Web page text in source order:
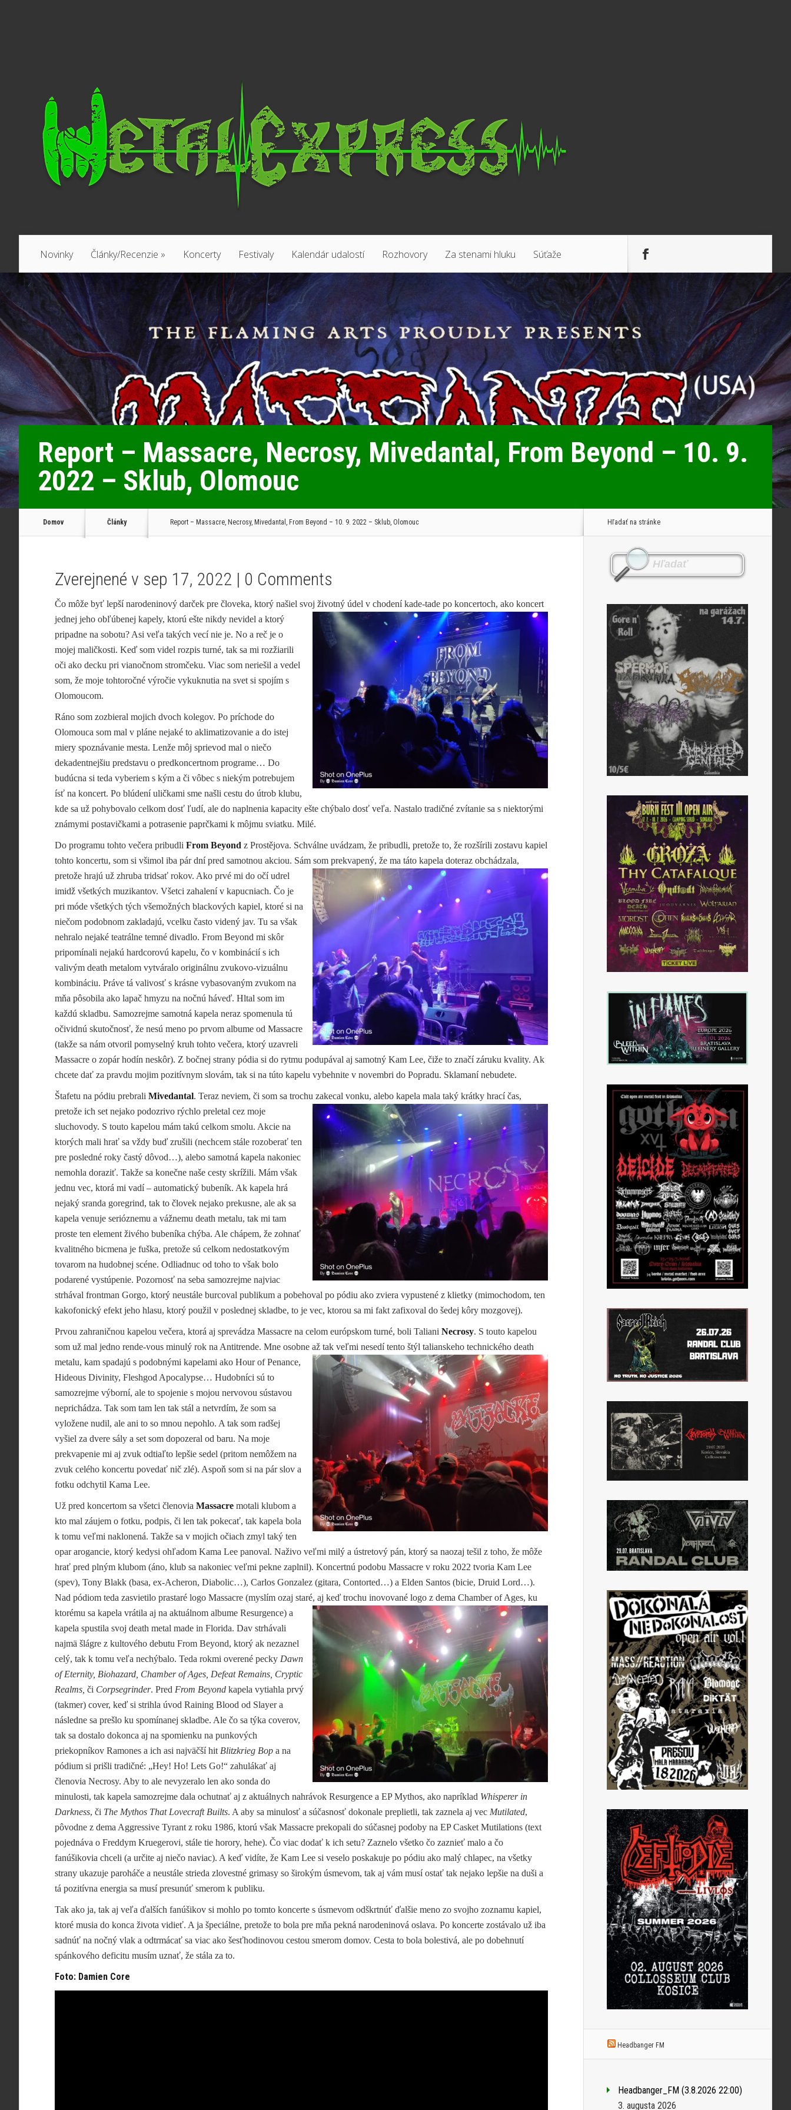
Novinky Články/Recenzie » Koncerty Festivaly Kalendár udalostí Rozhovory Za stenami hluku Súťaže
Report – Massacre, Necrosy, Mivedantal, From Beyond – 10. 9.
2022 – Sklub, Olomouc
Domov Články Report – Massacre, Necrosy, Mivedantal, From Beyond – 10. 9. 2022 – Sklub, Olomouc
Zverejnené v sep 17, 2022 | 0 Comments
Čo môže byť lepší narodeninový darček pre človeka, ktorý našiel svoj životný údel v chodení kade-tade po koncertoch, ako koncert
jednej jeho obľúbenej kapely, ktorú ešte nikdy nevidel a ktorý
pripadne na sobotu? Asi veľa takých vecí nie je. No a reč je o
mojej maličkosti. Keď som videl rozpis turné, tak sa mi rozžiarili
oči ako decku pri vianočnom stromčeku. Viac som neriešil a vedel
som, že moje tohtoročné výročie vykuknutia na svet si spojím s
Olomoucom.
Ráno som zozbieral mojich dvoch kolegov. Po príchode do
Olomouca som mal v pláne nejaké to aklimatizovanie a do istej
miery spoznávanie mesta. Lenže môj sprievod mal o niečo
dekadentnejšiu predstavu o predkoncertnom programe… Do
budúcna si teda vyberiem s kým a či vôbec s niekým potrebujem
ísť na koncert. Po blúdení uličkami sme našli cestu do útrob klubu,
kde sa už pohybovalo celkom dosť ľudí, ale do naplnenia kapacity ešte chýbalo dosť veľa. Nastalo tradičné zvítanie sa s niektorými
známymi postavičkami a potrasenie paprčkami k môjmu sviatku. Milé.
Do programu tohto večera pribudli From Beyond z Prostějova. Schválne uvádzam, že pribudli, pretože to, že rozšírili zostavu kapiel
tohto koncertu, som si všimol iba pár dní pred samotnou akciou. Sám som prekvapený, že ma táto kapela doteraz obchádzala,
pretože hrajú už zhruba tridsať rokov. Ako prvé mi do očí udrel
imidž všetkých muzikantov. Všetci zahalení v kapucniach. Čo je
pri móde všetkých tých všemožných blackových kapiel, ktoré si na
niečom podobnom zakladajú, vcelku často videný jav. Tu sa však
nehralo nejaké teatrálne temné divadlo. From Beyond mi skôr
pripomínali nejakú hardcorovú kapelu, čo v kombinácií s ich
valivým death metalom vytváralo originálnu zvukovo-vizuálnu
kombináciu. Práve tá valivosť s krásne vybasovaným zvukom na
mňa pôsobila ako lapač hmyzu na nočnú háveď. Hltal som im
každú skladbu. Samozrejme samotná kapela neraz spomenula tú
očividnú skutočnosť, že nesú meno po prvom albume od Massacre
(takže sa nám otvoril pomyselný kruh tohto večera, ktorý uzavreli
Massacre o zopár hodín neskôr). Z bočnej strany pódia si do rytmu podupával aj samotný Kam Lee, čiže to značí záruku kvality. Ak
chcete dať za pravdu mojim pozitívnym slovám, tak si na túto kapelu vybehnite v novembri do Popradu. Sklamaní nebudete.
Štafetu na pódiu prebrali Mivedantal. Teraz neviem, či som sa trochu zakecal vonku, alebo kapela mala taký krátky hrací čas,
pretože ich set nejako podozrivo rýchlo preletal cez moje
sluchovody. S touto kapelou mám takú celkom smolu. Akcie na
ktorých mali hrať sa vždy buď zrušili (nechcem stále rozoberať ten
pre posledné roky častý dôvod…), alebo samotná kapela nakoniec
nemohla doraziť. Takže sa konečne naše cesty skrížili. Mám však
jednu vec, ktorá mi vadí – automatický bubeník. Ak kapela hrá
nejaký sranda goregrind, tak to človek nejako prekusne, ale ak sa
kapela venuje serióznemu a vážnemu death metalu, tak mi tam
proste ten element živého bubeníka chýba. Ale chápem, že zohnať
kvalitného bicmena je fuška, pretože sú celkom nedostatkovým
tovarom na hudobnej scéne. Odliadnuc od toho to však bolo
podarené vystúpenie. Pozornosť na seba samozrejme najviac
strhával frontman Gorgo, ktorý neustále burcoval publikum a pobehoval po pódiu ako zviera vypustené z klietky (mimochodom, ten
kakofonický efekt jeho hlasu, ktorý použil v poslednej skladbe, to je vec, ktorou sa mi fakt zafixoval do šedej kôry mozgovej).
Prvou zahraničnou kapelou večera, ktorá aj sprevádza Massacre na celom európskom turné, boli Taliani Necrosy. S touto kapelou
som už mal jedno rende-vous minulý rok na Antitrende. Mne osobne až tak veľmi nesedí tento štýl talianskeho technického death
metalu, kam spadajú s podobnými kapelami ako Hour of Penance,
Hideous Divinity, Fleshgod Apocalypse… Hudobníci sú to
samozrejme výborní, ale to spojenie s mojou nervovou sústavou
neprichádza. Tak som tam len tak stál a netvrdím, že som sa
vyložene nudil, ale ani to so mnou nepohlo. A tak som radšej
vyšiel za dvere sály a set som dopozeral od baru. Na moje
prekvapenie mi aj zvuk odtiaľto lepšie sedel (pritom nemôžem na
zvuk celého koncertu povedať nič zlé). Aspoň som si na pár slov a
fotku odchytil Kama Lee.
Už pred koncertom sa všetci členovia Massacre motali klubom a
kto mal záujem o fotku, podpis, či len tak pokecať, tak kapela bola
k tomu veľmi naklonená. Takže sa v mojich očiach zmyl taký ten
opar arogancie, ktorý kedysi ohľadom Kama Lee panoval. Naživo veľmi milý a ústretový pán, ktorý sa naozaj tešil z toho, že môže
hrať pred plným klubom (áno, klub sa nakoniec veľmi pekne zaplnil). Koncertnú podobu Massacre v roku 2022 tvoria Kam Lee
(spev), Tony Blakk (basa, ex-Acheron, Diabolic…), Carlos Gonzalez (gitara, Contorted…) a Elden Santos (bicie, Druid Lord…).
Nad pódiom teda zasvietilo prastaré logo Massacre (myslím ozaj staré, aj keď trochu inovované logo z dema Chamber of Ages, ku
ktorému sa kapela vrátila aj na aktuálnom albume Resurgence) a
kapela spustila svoj death metal made in Florida. Dav strhávali
najmä šlágre z kultového debutu From Beyond, ktorý ak nezaznel
celý, tak k tomu veľa nechýbalo. Teda rokmi overené pecky Dawn
of Eternity, Biohazard, Chamber of Ages, Defeat Remains, Cryptic
Realms, či Corpsegrinder. Pred From Beyond kapela vytiahla prvý
(takmer) cover, keď si strihla úvod Raining Blood od Slayer a
následne sa prešlo ku spomínanej skladbe. Ale čo sa týka coverov,
tak sa dostalo dokonca aj na spomienku na punkových
priekopníkov Ramones a ich asi najväčší hit Blitzkrieg Bop a na
pódium si prišli tradičné: „Hey! Ho! Lets Go!“ zahulákať aj
členovia Necrosy. Aby to ale nevyzeralo len ako sonda do
minulosti, tak kapela samozrejme dala ochutnať aj z aktuálnych nahrávok Resurgence a EP Mythos, ako napríklad Whisperer in
Darkness, či The Mythos That Lovecraft Builts. A aby sa minulosť a súčasnosť dokonale preplietli, tak zaznela aj vec Mutilated,
pôvodne z dema Aggressive Tyrant z roku 1986, ktorú však Massacre prekopali do súčasnej podoby na EP Casket Mutilations (text
pojednáva o Freddym Kruegerovi, stále tie horory, hehe). Čo viac dodať k ich setu? Zaznelo všetko čo zaznieť malo a čo
fanúšikovia chceli (a určite aj niečo naviac). A keď vidíte, že Kam Lee si veselo poskakuje po pódiu ako malý chlapec, na všetky
strany ukazuje paroháče a neustále strieda zlovestné grimasy so širokým úsmevom, tak aj vám musí ostať tak nejako lepšie na duši a
tá pozitívna energia sa musí presunúť smerom k publiku.
Tak ako ja, tak aj veľa ďalších fanúšikov si mohlo po tomto koncerte s úsmevom odškrtnúť ďalšie meno zo svojho zoznamu kapiel,
ktoré musia do konca života vidieť. A ja špeciálne, pretože to bola pre mňa pekná narodeninová oslava. Po koncerte zostávalo už iba
sadnúť na nočný vlak a odtrmácať sa viac ako šesťhodinovou cestou smerom domov. Cesta to bola bolestivá, ale po dobehnutí
spánkového deficitu musím uznať, že stála za to.
Foto: Damien Core
Hľadať na stránke
Headbanger FM
Headbanger_FM (3.8.2026 22:00)
3. augusta 2026